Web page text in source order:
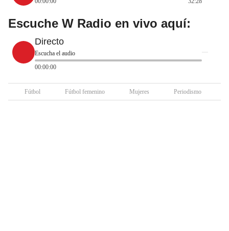
Escuche W Radio en vivo aquí:
Directo
Escucha el audio
00:00:00
Fútbol Fútbol femenino Mujeres Periodismo